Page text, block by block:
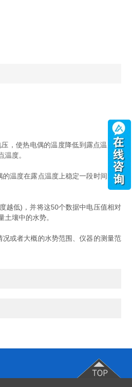
，使热电偶的温度降低到露点温度以
度。
温度在露点温度上稳定一段时间。热
越低)，并将这50个数据中电压值相对
壤中的水势。
或者大概的水势范围、仪器的测量范